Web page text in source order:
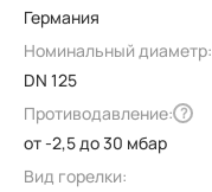
Германия
Номинальный диаметр:
DN 125
Противодавление: ?
от -2,5 до 30 мбар
Вид горелки: